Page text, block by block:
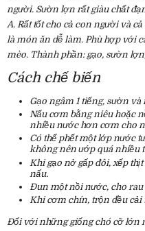
người. Sườn lợn rất giàu chất
A. Rất tốt cho cả con người và
là món ăn dễ làm. Phù hợp với
mèo. Thành phần: gạo, sườn
Cách chế biến
Gạo ngâm 1 tiếng, sườn
Nấu cơm bằng niêu hoặc
nhiều nước hơn cơm cho
Có thể phết một lớp nước
không nên ướp quá nhiều
Khi gạo nở gấp đôi, xếp
nấu.
Đun một nồi nước, cho rau
Khi cơm chín, trộn đều cải
Đối với những giống chó cỡ lớn